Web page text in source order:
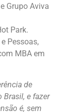
Grupo Aviva
Park.
Pessoas,
MBA em
de
Brasil, e fazer
é, sem